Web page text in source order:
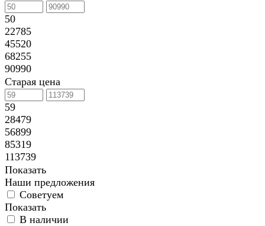
50
22785
45520
68255
90990
Старая цена
59
28479
56899
85319
113739
Показать
Наши предложения
Советуем
Показать
В наличии